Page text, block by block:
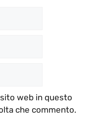
web in questo
che commento.